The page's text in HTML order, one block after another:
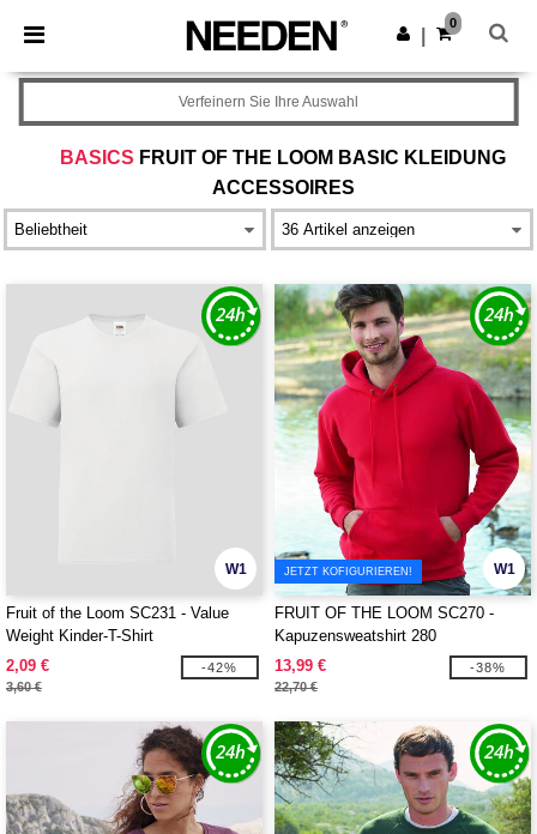
× Needen App
Bessere Preise in der App!
App holen
0
BASICS FRUIT OF THE LOOM BASIC KLEIDUNG
ACCESSOIRES
Verfeinern Sie Ihre Auswahl
W1
Fruit of the Loom SC231 - Value
Weight Kinder-T-Shirt
2,09 €
3,60 €
-42%
W1
JETZT KOFIGURIEREN!
FRUIT OF THE LOOM SC270 -
Kapuzensweatshirt 280
13,99 €
22,70 €
-38%